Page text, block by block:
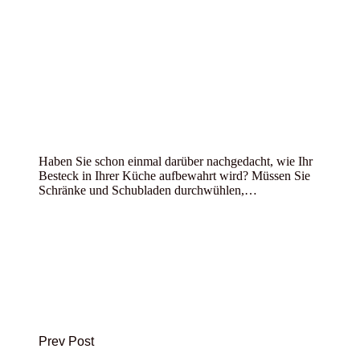
Haben Sie schon einmal darüber nachgedacht, wie Ihr
Besteck in Ihrer Küche aufbewahrt wird? Müssen Sie
Schränke und Schubladen durchwühlen,…
Prev Post